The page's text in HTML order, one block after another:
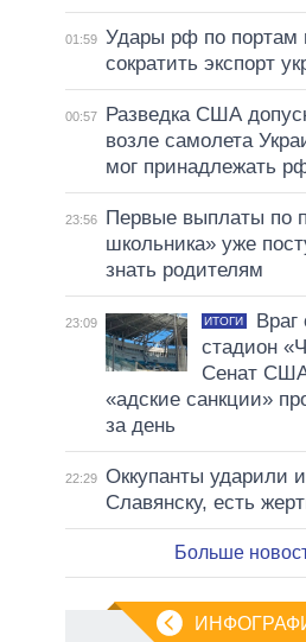
01:59 Удары рф по портам
сократить экспорт
00:57
Разведка США
возле самолета
мог принадлежать
23:56
Первые выплаты по
школьника» уже
знать родителям
23:09 ИТОГИ
Враг
стадион
Сенат
«адские санкции»
за день
22:29 Оккупанты ударили
Славянску, есть
Больше